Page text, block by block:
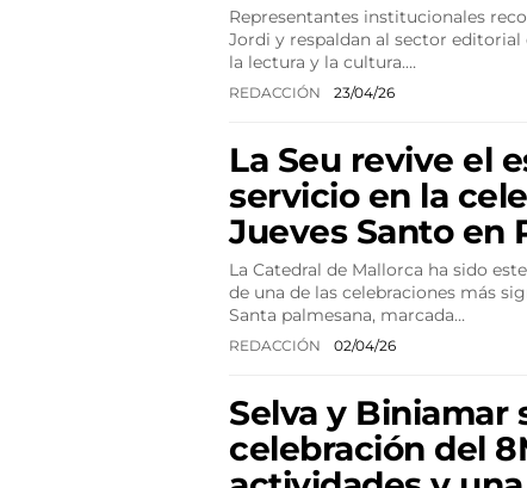
Representantes institucionales
Jordi y respaldan al sector editorial
la lectura y la cultura.…
REDACCIÓN 23/04/26
La Seu revive el
servicio en la
Jueves Santo en
La Catedral de Mallorca ha sido
de una de las celebraciones más
Santa palmesana, marcada…
REDACCIÓN 02/04/26
Selva y Biniamar
celebración del